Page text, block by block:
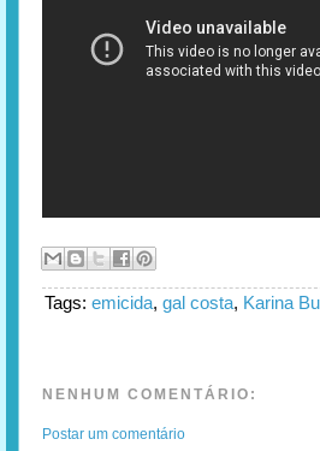
Tags: emicida, gal costa, Karina
NENHUM COMENTÁRIO:
Postar um comentário